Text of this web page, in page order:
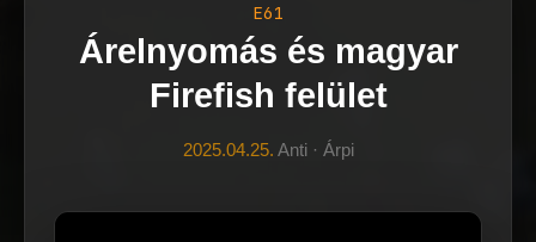
E61
Árelnyomás és magyar
Firefish felület
2025.04.25. Anti · Árpi